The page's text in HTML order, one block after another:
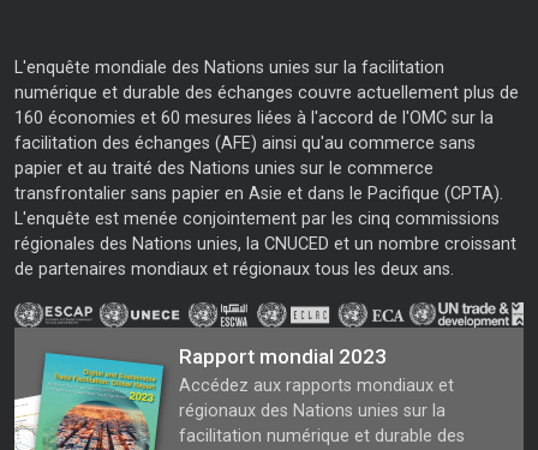
L'enquête mondiale des Nations unies sur la facilitation
numérique et durable des échanges couvre actuellement plus de
160 économies et 60 mesures liées à l'accord de l'OMC sur la
facilitation des échanges (AFE) ainsi qu'au commerce sans
papier et au traité des Nations unies sur le commerce
transfrontalier sans papier en Asie et dans le Pacifique (CPTA).
L'enquête est menée conjointement par les cinq commissions
régionales des Nations unies, la CNUCED et un nombre croissant
de partenaires mondiaux et régionaux tous les deux ans.
Rapport mondial 2023
Accédez aux rapports mondiaux et
régionaux des Nations unies sur la
facilitation numérique et durable des